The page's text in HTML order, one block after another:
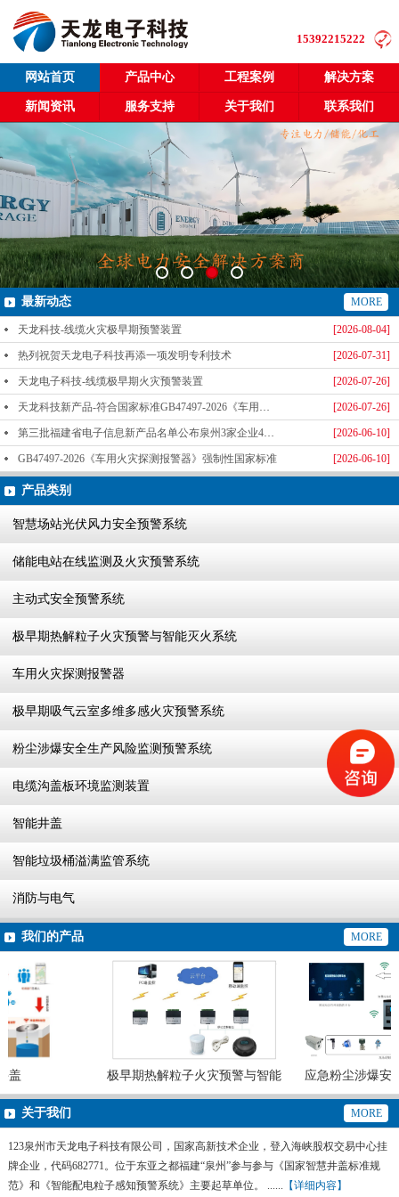
15392215222
网站首页 产品中心 工程案例 解决方案
新闻资讯 服务支持 关于我们 联系我们
最新动态 MORE
[2026-08-04]
天龙科技-线缆火灾极早期预警装置
[2026-07-31]
热列祝贺天龙电子科技再添一项发明专利技术
[2026-07-26]
天龙电子科技-线缆极早期火灾预警装置
[2026-07-26]
天龙科技新产品-符合国家标准GB47497-2026《车用火灾探测报警器》标准发布
[2026-06-10]
第三批福建省电子信息新产品名单公布泉州3家企业4款产品成功入选-泉州天龙科技
[2026-06-10]
GB47497-2026《车用火灾探测报警器》强制性国家标准
产品类别
智慧场站光伏风力安全预警系统
储能电站在线监测及火灾预警系统
主动式安全预警系统
极早期热解粒子火灾预警与智能灭火系统
车用火灾探测报警器
极早期吸气云室多维多感火灾预警系统
粉尘涉爆安全生产风险监测预警系统
电缆沟盖板环境监测装置
智能井盖
智能垃圾桶溢满监管系统
消防与电气
我们的产品 MORE
极早期热解粒子火灾预警与智能
灭火系统
应急粉尘涉爆安
预警系
关于我们
MORE
123泉州市天龙电子科技有限公司，国家高新技术企业，登入海峡股权交易中心挂
牌企业，代码682771。位于东亚之都福建“泉州”参与参与《国家智慧井盖标准规
范》和《智能配电粒子感知预警系统》主要起草单位。 ...... 【详细内容】